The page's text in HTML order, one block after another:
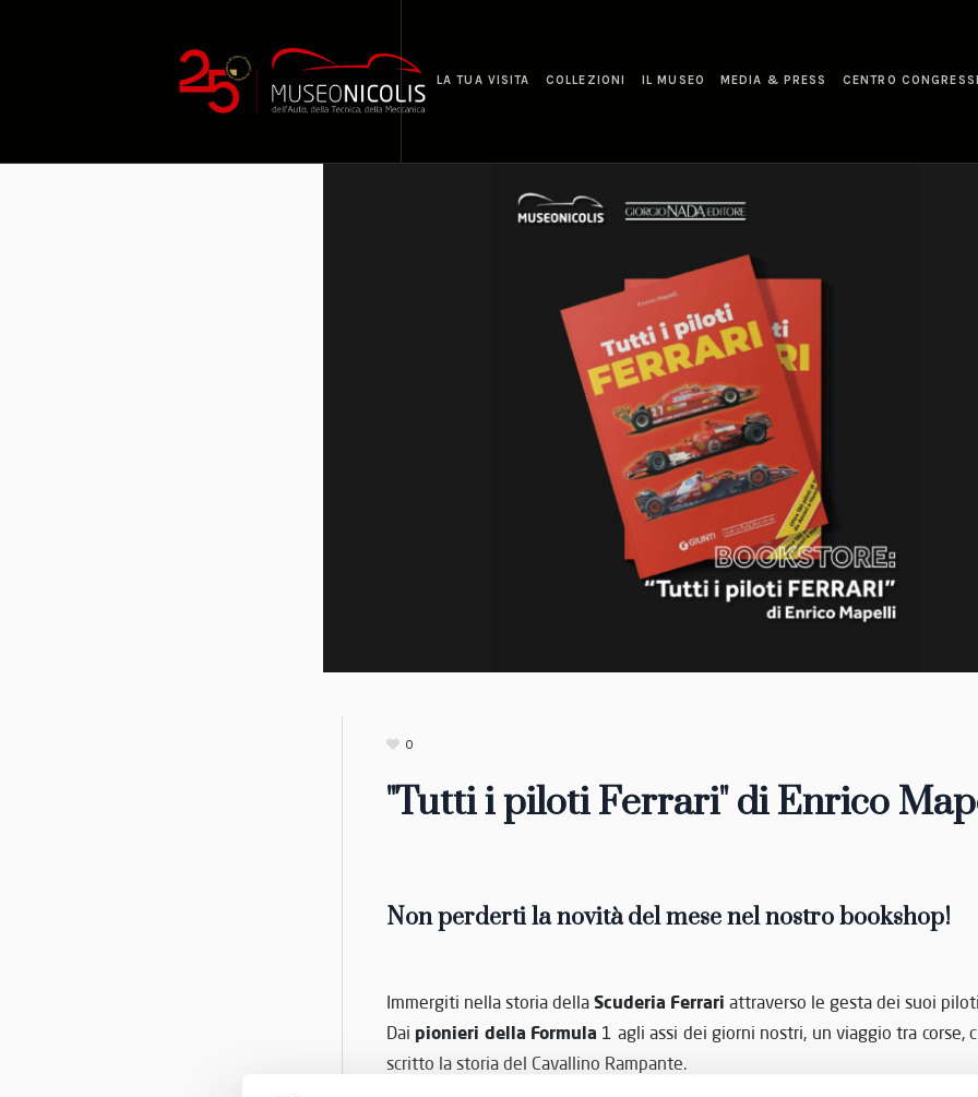
LA TUA VISITA COLLEZIONI IL MUSEO MEDIA & PRESS CENTRO
0
"Tutti i piloti Ferrari" di Enrico
Non perderti la novità del mese nel nostro bookshop!
Immergiti nella storia della Scuderia Ferrari attraverso le gesta dei suoi
Dai pionieri della Formula 1 agli assi dei giorni nostri, un viaggio tra
scritto la storia del Cavallino Rampante.